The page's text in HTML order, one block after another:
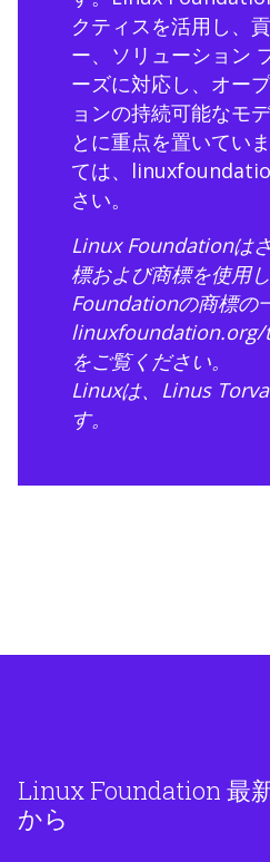
クティスを活用し、
ー、ソリューション
ーズに対応し、オー
ョンの持続可能なモ
とに重点を置いてい
ては、
さい。
Linux Foundationは
標および商標を使用
Foundationの商標の
linuxfoundation.org/
をご覧ください。
Linuxは、Linus
す。
Linux Foundation 最
から